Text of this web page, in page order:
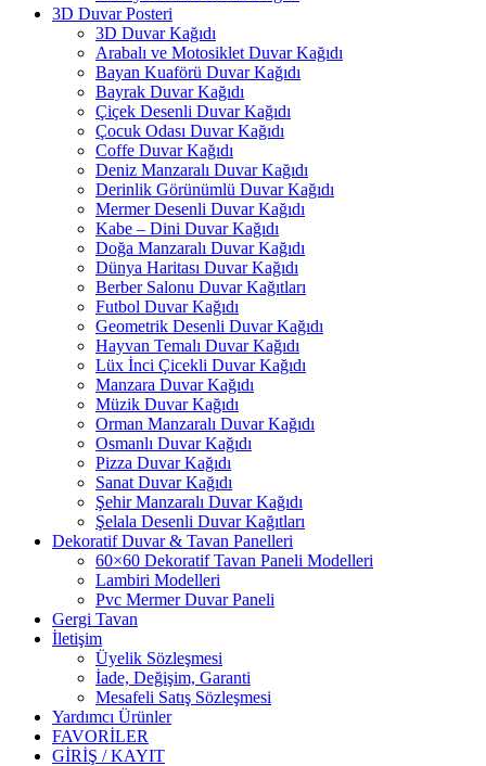
3D Duvar Posteri
3D Duvar Kağıdı
Arabalı ve Motosiklet Duvar Kağıdı
Bayan Kuaförü Duvar Kağıdı
Bayrak Duvar Kağıdı
Çiçek Desenli Duvar Kağıdı
Çocuk Odası Duvar Kağıdı
Coffe Duvar Kağıdı
Deniz Manzaralı Duvar Kağıdı
Derinlik Görünümlü Duvar Kağıdı
Mermer Desenli Duvar Kağıdı
Kabe – Dini Duvar Kağıdı
Doğa Manzaralı Duvar Kağıdı
Dünya Haritası Duvar Kağıdı
Berber Salonu Duvar Kağıtları
Futbol Duvar Kağıdı
Geometrik Desenli Duvar Kağıdı
Hayvan Temalı Duvar Kağıdı
Lüx İnci Çicekli Duvar Kağıdı
Manzara Duvar Kağıdı
Müzik Duvar Kağıdı
Orman Manzaralı Duvar Kağıdı
Osmanlı Duvar Kağıdı
Pizza Duvar Kağıdı
Sanat Duvar Kağıdı
Şehir Manzaralı Duvar Kağıdı
Şelala Desenli Duvar Kağıtları
Dekoratif Duvar & Tavan Panelleri
60×60 Dekoratif Tavan Paneli Modelleri
Lambiri Modelleri
Pvc Mermer Duvar Paneli
Gergi Tavan
İletişim
Üyelik Sözleşmesi
İade, Değişim, Garanti
Mesafeli Satış Sözleşmesi
Yardımcı Ürünler
FAVORİLER
GİRİŞ / KAYIT